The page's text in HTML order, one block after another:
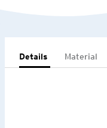
Details Material